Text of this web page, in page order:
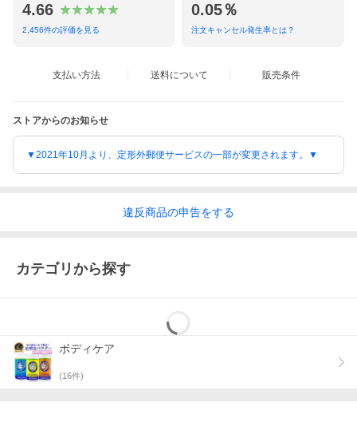
4.66
2,456件の評価を見る
0.05％
注文キャンセル発生率とは？
支払い方法 送料について 販売条件
ストアからのお知らせ
▼2021年10月より、定形外郵便サービスの一部が変更されます。▼
違反商品の申告をする
カテゴリから探す
ボディケア
(16件)